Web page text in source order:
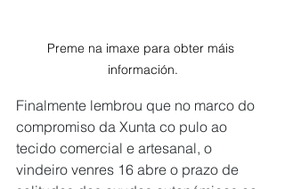
Preme na imaxe para obter máis
información.
Finalmente lembrou que no marco do
compromiso da Xunta co pulo ao
tecido comercial e artesanal, o
vindeiro venres 16 abre o prazo de